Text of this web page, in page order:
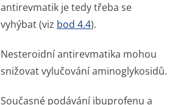
antirevmatik je tedy třeba se
vyhýbat (viz bod 4.4).
Nesteroidní antirevmatika mohou
snižovat vylučování aminoglykosidů.
Současné podávání ibuprofenu a